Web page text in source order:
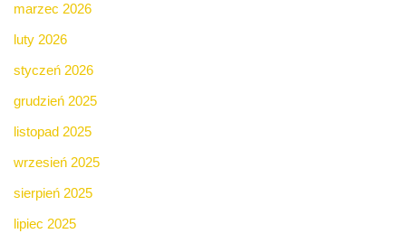
marzec 2026
luty 2026
styczeń 2026
grudzień 2025
listopad 2025
wrzesień 2025
sierpień 2025
lipiec 2025